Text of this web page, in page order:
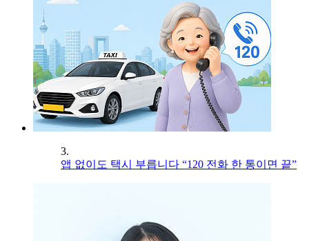
3.
앱 없이도 택시 부릅니다 “120 전화 한 통이면 끝”